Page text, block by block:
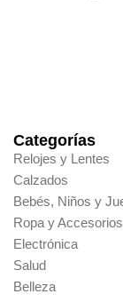
Categorías
Relojes y Lentes
Calzados
Bebés, Niños y
Ropa y Accesorios
Electrónica
Salud
Belleza